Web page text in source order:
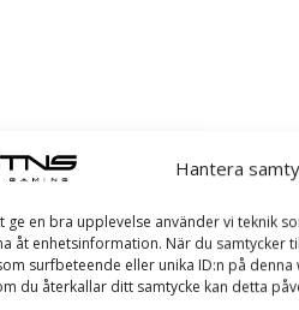
Hantera
ge en bra upplevelse använder vi teknik
åt enhetsinformation. När du samtycker
surfbeteende eller unika ID:n på
du återkallar ditt samtycke kan detta